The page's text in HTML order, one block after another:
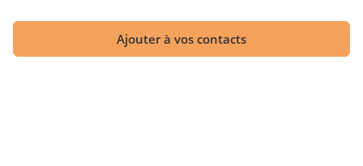
Ajouter à vos contacts